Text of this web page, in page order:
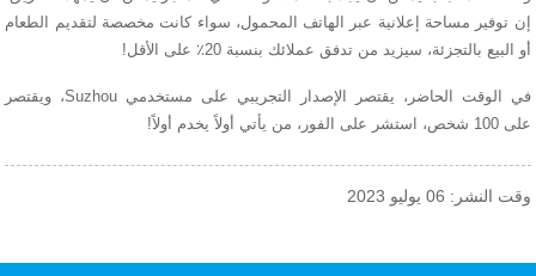
إن توفير مساحة إعلانية عبر الهاتف المحمول، سواء كانت مخصصة لتقديم الطعام
أو البيع بالتجزئة، سيزيد من تدفق عملائك بنسبة 20٪ على الأقل!
في الوقت الحاضر، يقتصر الإصدار التجريبي على مستخدمي Suzhou، ويقتصر
على 100 شخص، استشر على الفور، من يأتي أولاً يخدم أولاً!
وقت النشر: 06 يوليو 2023